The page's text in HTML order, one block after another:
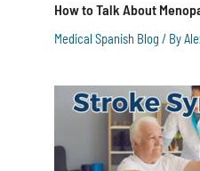
How to Talk About
Medical Spanish Blog / By